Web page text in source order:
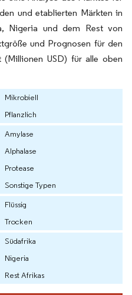
und etablierten Märkten in
Nigeria und dem Rest von
und Prognosen für den
USD) für alle oben
Mikrobiell
Pflanzlich
Amylase
Alphalase
Protease
Sonstige Typen
Flüssig
Trocken
Südafrika
Nigeria
Rest Afrikas